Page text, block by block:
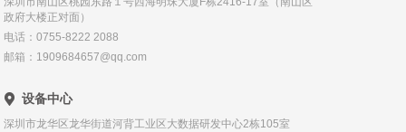
政府大楼正对面）
电话：0755-8222 2088
邮箱：1909684657@qq.com
设备中心
深圳市龙华区龙华街道河背工业区大数据研发中心2栋105室